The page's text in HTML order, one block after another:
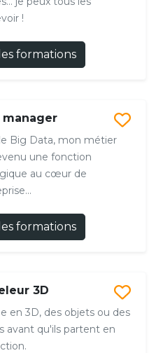
!
formations
manager
Big Data, mon métier
une fonction
au cœur de
formations
3D
en 3D, des objets ou des
avant qu'ils partent en